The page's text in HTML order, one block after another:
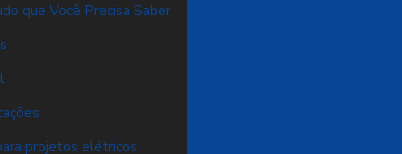
que Você Precisa Saber
projetos elétricos